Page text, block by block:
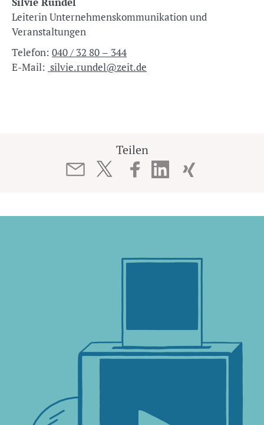
Leiterin Unternehmenskommunikation und
Veranstaltungen
Telefon: 040 / 32 80 – 344
E-Mail: silvie.rundel@zeit.de
Teilen